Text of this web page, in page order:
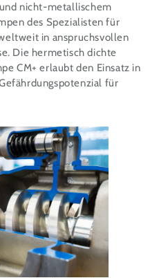
nicht-metallischem
des Spezialisten für
in anspruchsvollen
Die hermetisch dichte
CM+ erlaubt den Einsatz in
für